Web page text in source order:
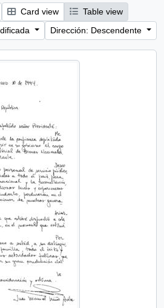
Card view
Table view
Dirección: Descendente